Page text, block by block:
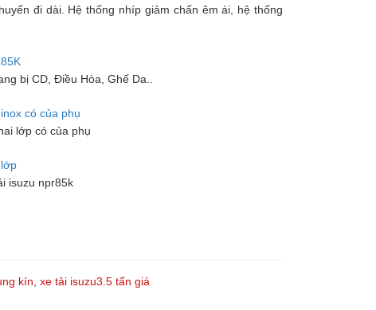
đi dài. Hệ thống nhíp giảm chấn êm ái, hệ thống
bị CD, Điều Hòa, Ghế Da..
lớp có của phụ
isuzu npr85k
kín xe tải isuzu3.5 tấn giá